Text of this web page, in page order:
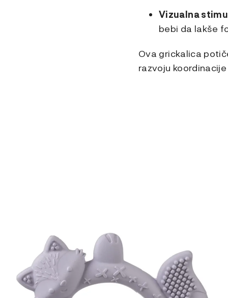
Vizualna
bebi da lakše
Ova grickalica
razvoju
varijanti.
Opcije